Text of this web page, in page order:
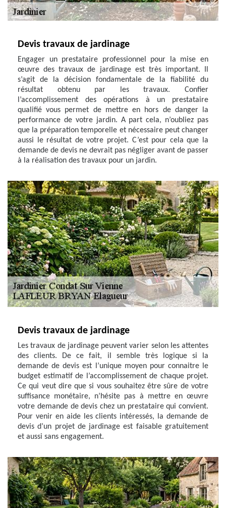
Devis travaux de jardinage
Engager un prestataire professionnel pour la mise en
œuvre des travaux de jardinage est très important. Il
s’agit de la décision fondamentale de la fiabilité du
résultat obtenu par les travaux. Confier
l’accomplissement des opérations à un prestataire
qualifié vous permet de mettre en hors de danger la
performance de votre jardin. A part cela, n’oubliez pas
que la préparation temporelle et nécessaire peut changer
aussi le résultat de votre projet. C’est pour cela que la
demande de devis ne devrait pas négliger avant de passer
à la réalisation des travaux pour un jardin.
Devis travaux de jardinage
Les travaux de jardinage peuvent varier selon les attentes
des clients. De ce fait, il semble très logique si la
demande de devis est l’unique moyen pour connaitre le
budget estimatif de l’accomplissement de chaque projet.
Ce qui veut dire que si vous souhaitez être sûre de votre
suffisance monétaire, n’hésite pas à mettre en œuvre
votre demande de devis chez un prestataire qui convient.
Pour venir en aide les clients intéressés, la demande de
devis d’un projet de jardinage est faisable gratuitement
et aussi sans engagement.